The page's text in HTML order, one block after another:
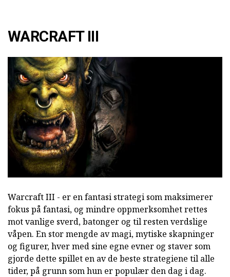
WARCRAFT III
Warcraft III - er en fantasi strategi som maksimerer
fokus på fantasi, og mindre oppmerksomhet rettes
mot vanlige sverd, batonger og til resten verdslige
våpen. En stor mengde av magi, mytiske skapninger
og figurer, hver med sine egne evner og staver som
gjorde dette spillet en av de beste strategiene til alle
tider, på grunn som hun er populær den dag i dag.